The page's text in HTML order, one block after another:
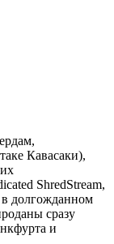
Кавасаки),
ShredStream,
долгожданном
сразу
и